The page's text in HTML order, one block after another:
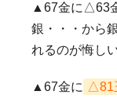
▲67金に△63
銀・・・から
れるのが悔しい
▲67金に △81